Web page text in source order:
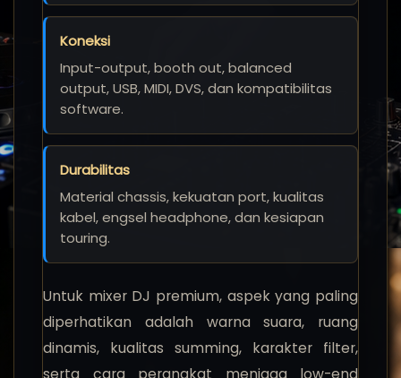
Koneksi
Input-output, booth out, balanced
output, USB, MIDI, DVS, dan kompatibilitas
software.
Durabilitas
Material chassis, kekuatan port, kualitas
kabel, engsel headphone, dan kesiapan
touring.
Untuk mixer DJ premium, aspek yang paling
diperhatikan adalah warna suara, ruang
dinamis, kualitas summing, karakter filter,
serta cara perangkat menjaga low-end